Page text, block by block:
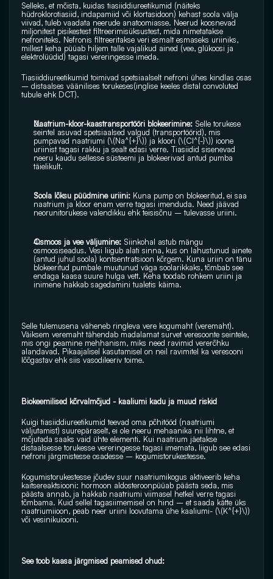
Selleks, et mõista, kuidas tiasiiddiureetikumid (näiteks
hüdroklorotiasiid, indapamiid või klortasidoon) kehast soola välja
viivad, tuleb vaadata neerude anatoomiasse. Neerud koosnevad
miljonitest pisikestest filtreerimisüksustest, mida nimetatakse
nefroniteks. Nefronis filtreeritakse veri esmalt esmaseks uriiniks,
millest keha püüab hiljem talle vajalikud ained (vee, glükoosi ja
elektrolüüdid) tagasi vereringesse imeda.
Tiasiiddiureetikumid toimivad spetsiaalselt nefroni ühes kindlas osas
– distaalses väänilises torukeses(inglise keeles distal convoluted
tubule ehk DCT).
Naatrium-kloor-kaastransportööri blokeerimine: Selle torukese
seintel asuvad spetsiaalsed valgud (transportöörid), mis
pumpavad naatriumi (\(Na^{+}\)) ja kloori (\(Cl^{-}\)) ioone
uriinist tagasi rakku ja sealt edasi verre. Tiasiidid sisenevad
neeru kaudu sellesse süsteemi ja blokeerivad antud pumba
täielikult.
Soola lõksu püüdmine uriini: Kuna pump on blokeeritud, ei saa
naatrium ja kloor enam verre tagasi imenduda. Need jäävad
neorunitorukese valendikku ehk teisisõnu – tulevasse uriini.
Osmoos ja vee väljumine: Siinkohal astub mängu
osmoosiseadus. Vesi liigub alati sinna, kus on lahustunud ainete
(antud juhul soola) kontsentratsioon kõrgem. Kuna uriin on tänu
blokeeritud pumbale muutunud väga soolarikkaks, tõmbab see
endaga kaasa suure hulga vett. Keha toodab rohkem uriini ja
inimene hakkab sagedamini tualetis käima.
Selle tulemusena väheneb ringleva vere kogumaht (veremaht).
Väiksem veremaht tähendab madalamat survet veresoonte seintele,
mis ongi peamine mehhanism, miks need ravimid vererõhku
alandavad. Pikaajalisel kasutamisel on neil ravimitel ka veresooni
lõõgastav ehk siis vasodileeriv toime.
Biokeemilised kõrvalmõjud - kaaliumi kadu ja muud riskid
Kuigi tiasiiddiureetikumid teevad oma põhitööd (naatriumi
väljutamist) suurepäraselt, ei ole neeru mehaanika nii lihtne, et
mõjutada saaks vaid ühte elementi. Kui naatrium jäetakse
distaalsesse torukesse vereringesse tagasi imemata, liigub see edasi
nefroni järgmistesse osadesse – kogumistorukestesse.
Kogumistorukestesse jõudev suur naatriumikogus aktiveerib keha
kaitsereaktsiooni: hormoon aldosteroonpüüab päästa seda, mis
päästa annab, ja hakkab naatriumi viimasel hetkel verre tagasi
tõmbama. Kuid sellel tagasiimemisel on hind – et saada kätte üks
naatriumiioon, peab neer uriini loovutama ühe kaaliumi- (\(K^{+}\))
või vesinikuiooni.
See toob kaasa järgmised peamised ohud: